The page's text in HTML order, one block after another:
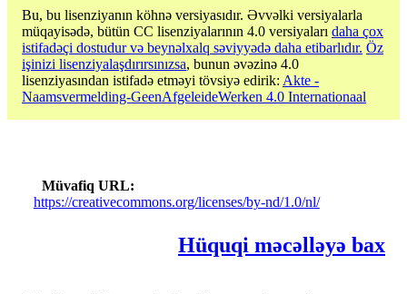
Bu, bu lisenziyanın köhnə versiyasıdır. Əvvəlki versiyalarla
müqayisədə, bütün CC lisenziyalarının 4.0 versiyaları daha çox
istifadəçi dostudur və beynəlxalq səviyyədə daha etibarlıdır. Öz
işinizi lisenziyalaşdırırsınızsa, bunun əvəzinə 4.0
lisenziyasından istifadə etməyi tövsiyə edirik: Akte -
Naamsvermelding-GeenAfgeleideWerken 4.0 Internationaal
Müvafiq URL
https://creativecommons.org/licenses/by-nd/1.0/nl/
Hüquqi məcəlləyə bax